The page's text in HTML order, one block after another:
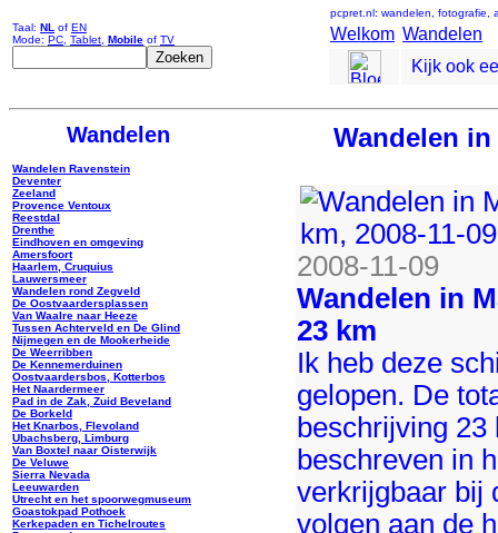
Taal: NL of EN
Mode: PC Tablet Mobile of TV
pcpret.nl: wandelen, fotografie,
Welkom Wandelen
Kijk ook
Wandelen
Wandelen Ravenstein
Deventer
Zeeland
Provence Ventoux
Reestdal
Drenthe
Eindhoven en omgeving
Amersfoort
Haarlem, Cruquius
Lauwersmeer
Wandelen rond Zegveld
De Oostvaardersplassen
Van Waalre naar Heeze
Tussen Achterveld en De Glind
Nijmegen en de Mookerheide
De Weerribben
De Kennemerduinen
Oostvaardersbos, Kotterbos
Het Naardermeer
Pad in de Zak, Zuid Beveland
De Borkeld
Het Knarbos, Flevoland
Ubachsberg, Limburg
Van Boxtel naar Oisterwijk
De Veluwe
Sierra Nevada
Leeuwarden
Utrecht en het spoorwegmuseum
Goastokpad Pothoek
Kerkepaden en Tichelroutes
Wandelen
2008-11-09
Wandelen in
23 km
Ik heb deze
gelopen. De
beschrijving
beschreven in
verkrijgbaar bij
volgen aan de